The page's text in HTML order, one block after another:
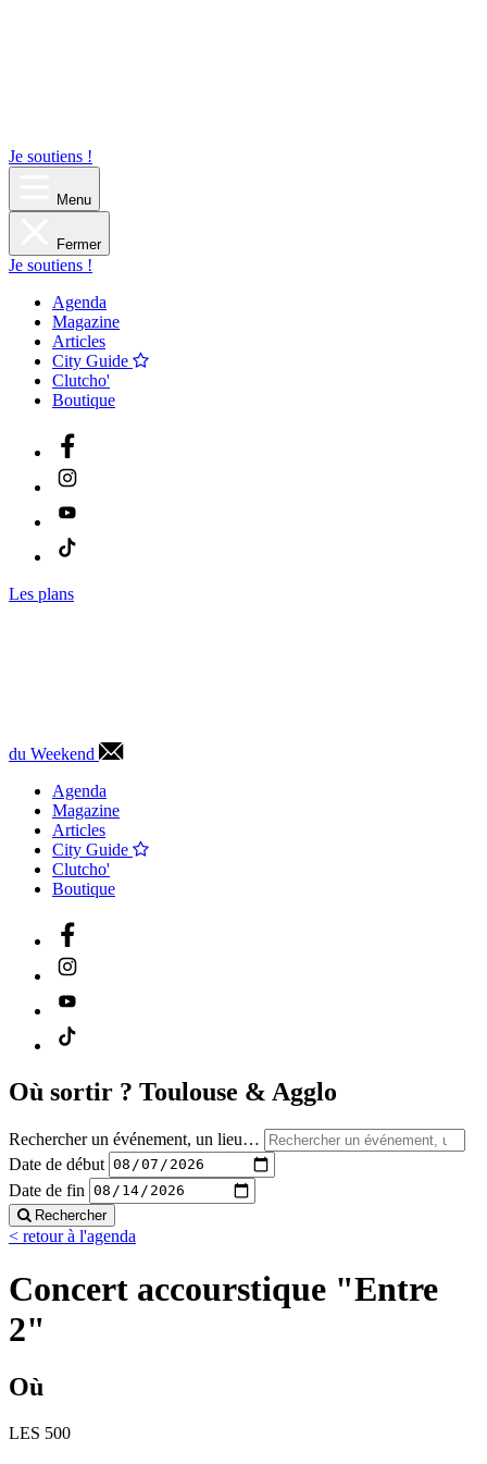
Je soutiens !
Menu
Fermer
Je soutiens !
Agenda
Magazine
Articles
City Guide
Clutcho'
Boutique
Les plans
du Weekend
Agenda
Magazine
Articles
City Guide
Clutcho'
Boutique
Où sortir ? Toulouse & Agglo
Rechercher un événement, un lieu…
Date de début
Date de fin
Rechercher
< retour à l'agenda
Concert accourstique "Entre
2"
Où
LES 500